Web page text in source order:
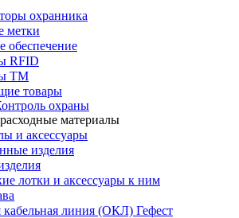
охранника
метки
обеспечение
RFID
ТМ
товары
охраны
материалы
и аксессуары
изделия
лотки и аксессуары к ним
кабельная линия (ОКЛ) Гефест